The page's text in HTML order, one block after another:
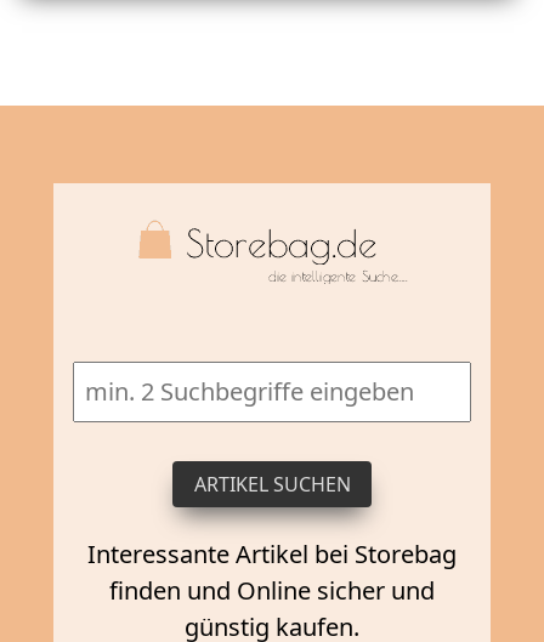
Interessante Artikel bei Storebag
finden und Online sicher und
günstig kaufen.